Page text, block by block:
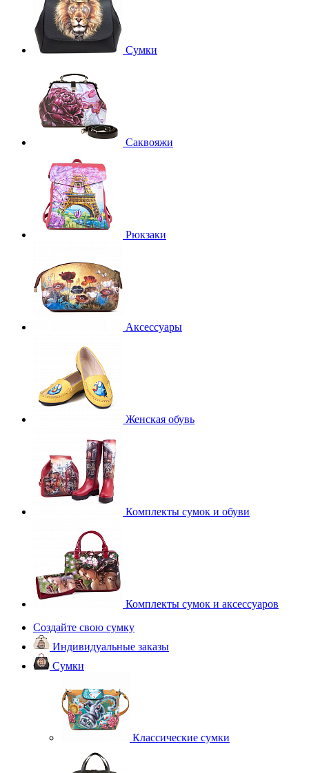
Сумки
Саквояжи
Рюкзаки
Аксессуары
Женская обувь
Комплекты сумок и обуви
Комплекты сумок и аксессуаров
Создайте свою сумку
Индивидуальные заказы
Сумки
Классические сумки